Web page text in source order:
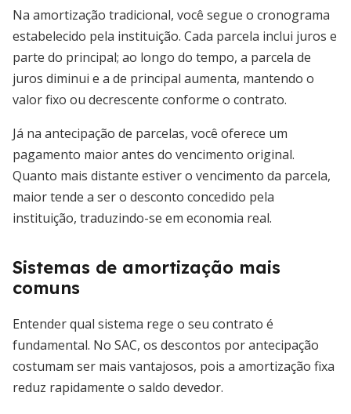
Na amortização tradicional, você segue o cronograma
estabelecido pela instituição. Cada parcela inclui juros e
parte do principal; ao longo do tempo, a parcela de
juros diminui e a de principal aumenta, mantendo o
valor fixo ou decrescente conforme o contrato.
Já na antecipação de parcelas, você oferece um
pagamento maior antes do vencimento original.
Quanto mais distante estiver o vencimento da parcela,
maior tende a ser o desconto concedido pela
instituição, traduzindo-se em economia real.
Sistemas de amortização mais
comuns
Entender qual sistema rege o seu contrato é
fundamental. No SAC, os descontos por antecipação
costumam ser mais vantajosos, pois a amortização fixa
reduz rapidamente o saldo devedor.